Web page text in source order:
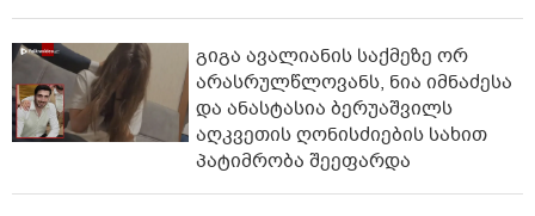
გიგა ავალიანის საქმეზე ორ
არასრულწლოვანს, ნია იმნაძესა
და ანასტასია ბერუაშვილს
აღკვეთის ღონისძიების სახით
პატიმრობა შეეფარდა